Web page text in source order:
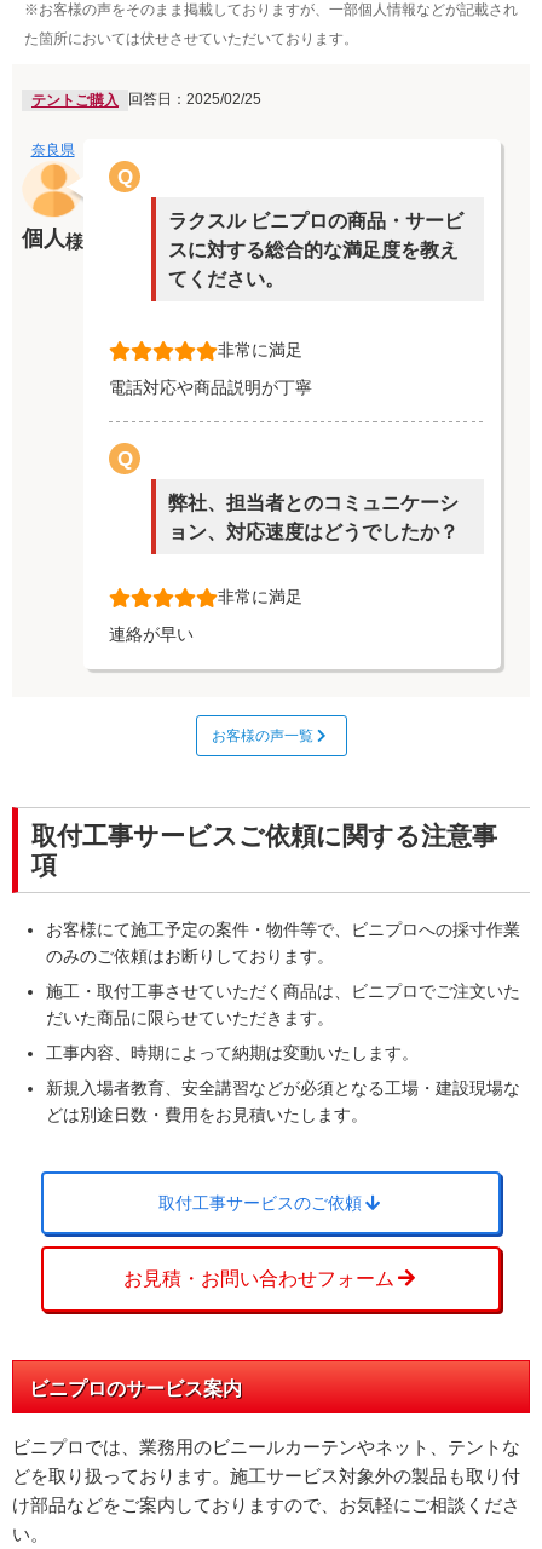
※お客様の声をそのまま掲載しておりますが、一部個人情報などが記載され
た箇所においては伏せさせていただいております。
テントご購入 回答日：2025/02/25
奈良県
個人様
Q
ラクスル ビニプロの商品・サービ
スに対する総合的な満足度を教え
てください。
非常に満足
電話対応や商品説明が丁寧
Q
弊社、担当者とのコミュニケーシ
ョン、対応速度はどうでしたか？
非常に満足
連絡が早い
お客様の声一覧
取付工事サービスご依頼に関する注意事
項
お客様にて施工予定の案件・物件等で、ビニプロへの採寸作業
のみのご依頼はお断りしております。
施工・取付工事させていただく商品は、ビニプロでご注文いた
だいた商品に限らせていただきます。
工事内容、時期によって納期は変動いたします。
新規入場者教育、安全講習などが必須となる工場・建設現場な
どは別途日数・費用をお見積いたします。
取付工事サービスのご依頼
お見積・お問い合わせフォーム
ビニプロのサービス案内
ビニプロでは、業務用のビニールカーテンやネット、テントな
どを取り扱っております。施工サービス対象外の製品も取り付
け部品などをご案内しておりますので、お気軽にご相談くださ
い。